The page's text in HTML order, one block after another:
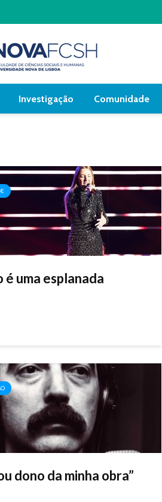
Investigação Comunidade
é uma esplanada
dono da minha obra”